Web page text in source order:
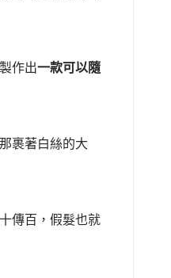
作出一款可以隨
裹著白絲的大
傳百，假髮也就